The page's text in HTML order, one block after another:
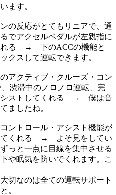
ます。
の反応がとてもリニアで、通
でアクセルペダルが左親指に
れる → 下のACCの機能と
クスして運転できます。
アクティブ・クルーズ・コン
渋滞中のノロノロ運転、完
シストしてくれる → 僕は音
ましたね。
ントロール・アシスト機能が
てくれる → よそ見をしてい
っと一点に目線を集中させる
や眠気を防いでくれます。こ
切なのは全ての運転サポート
。